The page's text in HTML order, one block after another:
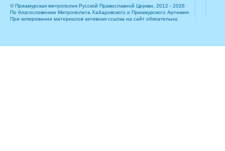
© Приамурская митрополия Русской Православной Церкви, 2012 - 2026
По благословению Митрополита Хабаровского и Приамурского Артемия.
При копировании материалов активная ссылка на сайт обязательна.